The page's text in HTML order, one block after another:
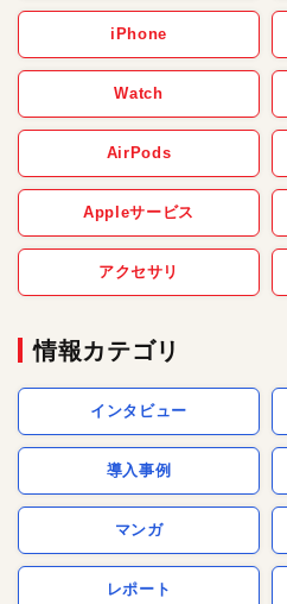
iPhone
Watch
AirPods
Appleサービス
アクセサリ
情報カテゴリ
インタビュー
導入事例
マンガ
レポート